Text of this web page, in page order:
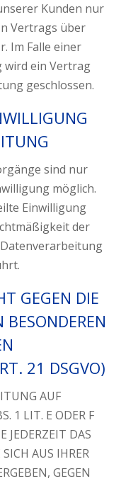
Kunden nur
Vertrags über
Im Falle einer
wird ein Vertrag
geschlossen.
sind nur
möglich.
Einwilligung
der
GEGEN DIE
21 DSGVO)
AUF
1 LIT. E ODER F
JEDERZEIT DAS
AUS IHRER
GEGEN